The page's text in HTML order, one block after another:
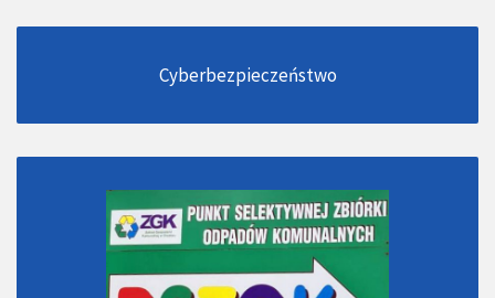
Cyberbezpieczeństwo